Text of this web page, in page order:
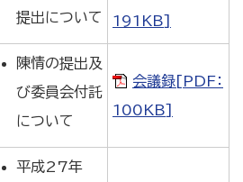
提出について
191KB]
陳情の提出及
び委員会付託
について
会議録[PDF：
100KB]
平成27年